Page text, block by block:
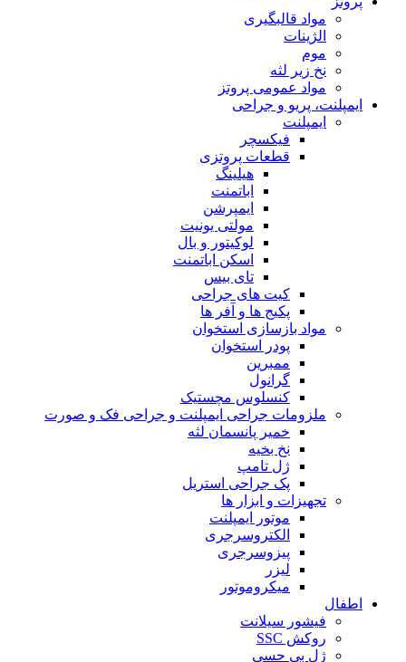
مواد قالبگیری
الژینات
موم
نخ زیر لثه
مواد عمومی پروتز
ایمپلنت، پریو و جراحی
ایمپلنت
فیکسچر
قطعات پروتزی
هیلینگ
اباتمنت
ایمپرشن
مولتی یونیت
لوکیتور و بال
اسکن اباتمنت
تای بیس
کیت های جراحی
پکیج ها و آفر ها
مواد بازسازی استخوان
پودر استخوان
ممبرین
گرانول
کنسلوس مچستیک
ملزومات جراحی ایمپلنت و جراحی فک و صورت
خمیر پانسمان لثه
نخ بخیه
ژل تامپ
پک جراحی استریل
تجهیزات و ابزار ها
موتور ایمپلنت
الکتروسرجری
پیزوسرجری
لیزر
میکروموتور
اطفال
فیشور سیلانت
روکش SSC
ژل بی حسی